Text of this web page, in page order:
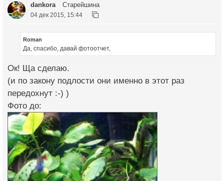
dankora Старейшина
04 дек 2015, 15:44
Roman
Да, спасибо, давай фотоотчет,
Ок! Ща сделаю.
(и по закону подлости они именно в этот раз
передохнут :-) )
Фото до: